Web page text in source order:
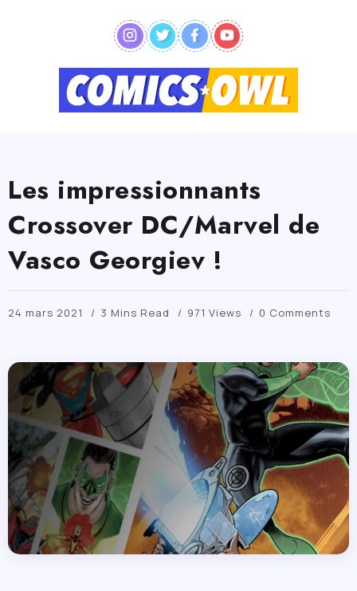
Les impressionnants
Crossover DC/Marvel de
Vasco Georgiev !
24 mars 2021 3 Mins Read 971 Views 0 Comments